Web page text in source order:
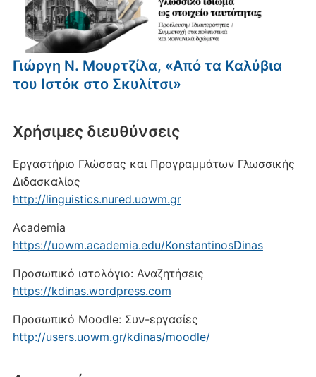
Γιώργη Ν. Μουρτζίλα, «Από τα Καλύβια
του Ιστόκ στο Σκυλίτσι»
Xρήσιμες διευθύνσεις
Εργαστήριο Γλώσσας και Προγραμμάτων Γλωσσικής
Διδασκαλίας
http://linguistics.nured.uowm.gr
Academia
https://uowm.academia.edu/KonstantinosDinas
Προσωπικό ιστολόγιο: Αναζητήσεις
https://kdinas.wordpress.com
Προσωπικό Moodle: Συν-εργασίες
http://users.uowm.gr/kdinas/moodle/